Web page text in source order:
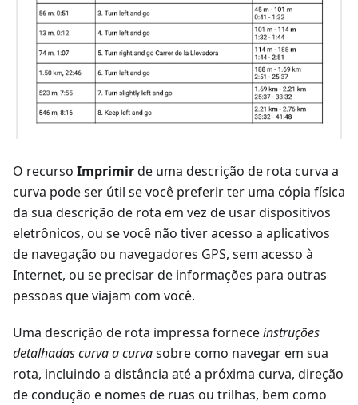
O recurso Imprimirde uma descrição de rota curva a
curva pode ser útil se você preferir ter uma cópia física
da sua descrição de rota em vez de usar dispositivos
eletrônicos, ou se você não tiver acesso a aplicativos
de navegação ou navegadores GPS, sem acesso à
Internet, ou se precisar de informações para outras
pessoas que viajam com você.
Uma descrição de rota impressa forneceinstruções
detalhadas curva a curvasobre como navegar em sua
rota, incluindo a distância até a próxima curva, direção
de condução e nomes de ruas ou trilhas, bem como